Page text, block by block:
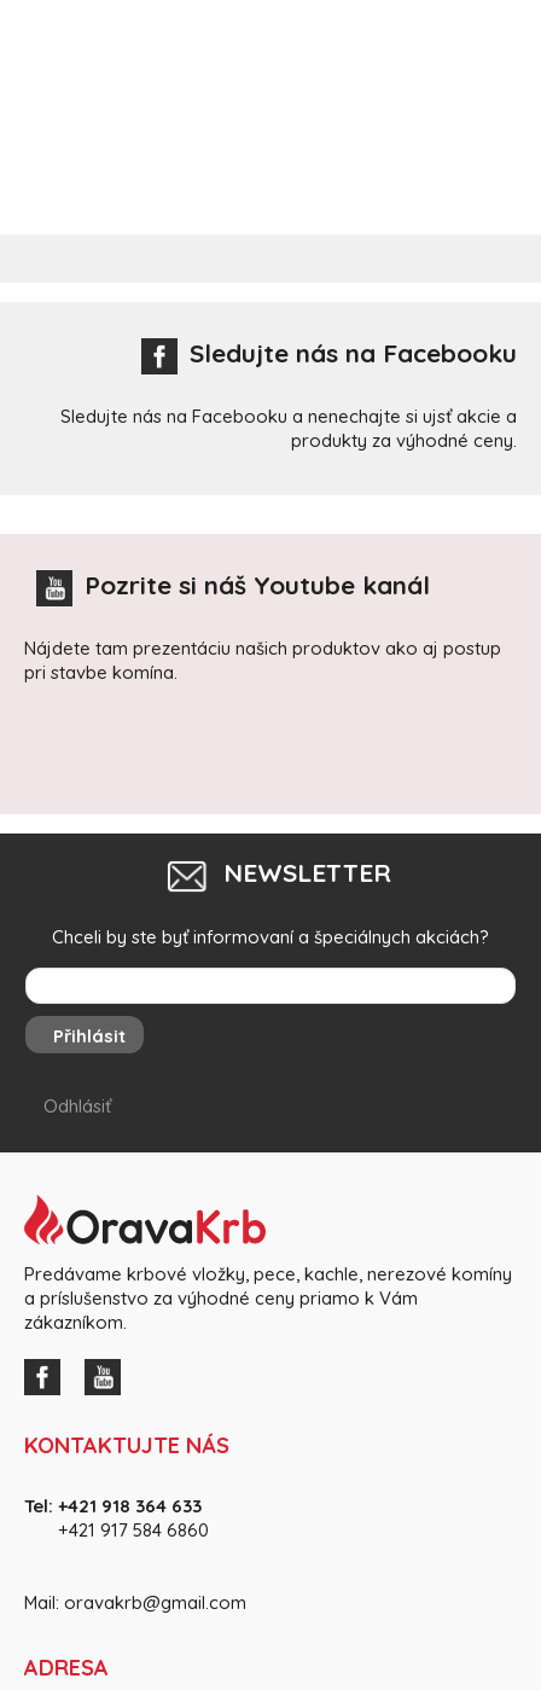
Sledujte nás na Facebooku
Sledujte nás na Facebooku a nenechajte si ujsť akcie a
produkty za výhodné ceny.
Pozrite si náš Youtube kanál
Nájdete tam prezentáciu našich produktov ako aj postup
pri stavbe komína.
NEWSLETTER
Chceli by ste byť informovaní a špeciálnych akciách?
Přihlásit
Odhlásiť
Predávame krbové vložky, pece, kachle, nerezové komíny
a príslušenstvo za výhodné ceny priamo k Vám
zákazníkom.
KONTAKTUJTE NÁS
Tel: +421 918 364 633
+421 917 584 6860
Mail: oravakrb@gmail.com
ADRESA